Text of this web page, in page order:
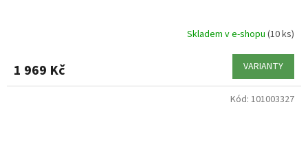
Skladem v e-shopu (10 ks)
1 969 Kč VARIANTY
Kód: 101003327